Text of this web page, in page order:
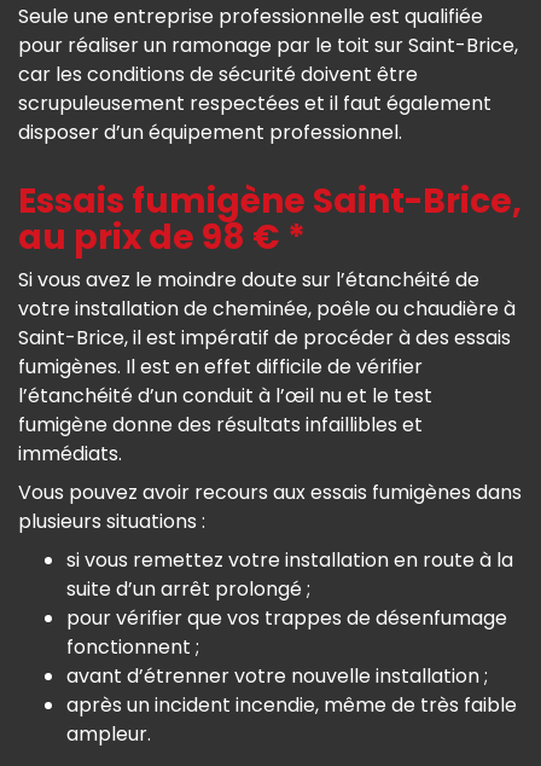
Seule une entreprise professionnelle est qualifiée
pour réaliser un ramonage par le toit sur Saint-Brice,
car les conditions de sécurité doivent être
scrupuleusement respectées et il faut également
disposer d’un équipement professionnel.
Essais fumigène Saint-Brice,
au prix de 98 € *
Si vous avez le moindre doute sur l’étanchéité de
votre installation de cheminée, poêle ou chaudière à
Saint-Brice, il est impératif de procéder à des essais
fumigènes. Il est en effet difficile de vérifier
l’étanchéité d’un conduit à l’œil nu et le test
fumigène donne des résultats infaillibles et
immédiats.
Vous pouvez avoir recours aux essais fumigènes dans
plusieurs situations :
si vous remettez votre installation en route à la
suite d’un arrêt prolongé ;
pour vérifier que vos trappes de désenfumage
fonctionnent ;
avant d’étrenner votre nouvelle installation ;
après un incident incendie, même de très faible
ampleur.